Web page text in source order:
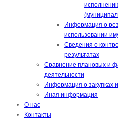
Информация о
использовании
Сведения о
результатах
Сравнение плановых и
деятельности
Информация о закупках
Иная информация
О нас
Контакты